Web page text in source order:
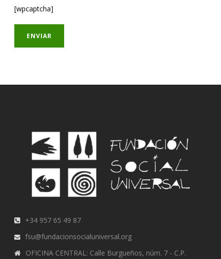
[wpcaptcha]
+34 957 65 49 87
fsu@fundacionsocialuniversal.org
OFICINA CENTRAL: Calle Burgueños, núm. 7 - C.P.